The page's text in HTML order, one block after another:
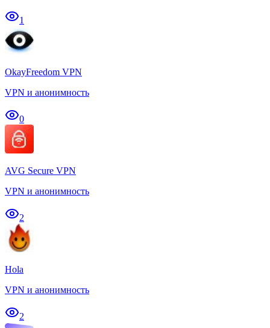
1
OkayFreedom VPN
VPN и анонимность
0
AVG Secure VPN
VPN и анонимность
2
Hola
VPN и анонимность
2